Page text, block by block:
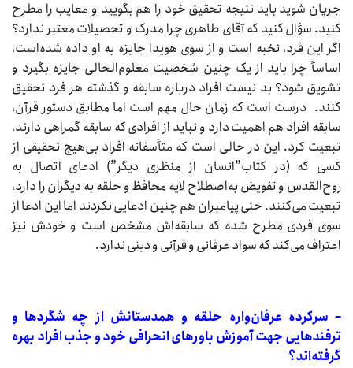
جریان شوید باید نتیجه تحقیق خود را هم بگویید و معایب را مطرح
کنید. سؤال کنید که آقای طاهری چرا مدرک و تحصیلات معتبر ندارد؟
اگر این فرد، نخبه است و از سوی هویدا جایزه به او داده شده‌است،
اساساً چرا باید از یک چنین شخصیت معلوم‌الحالی جایزه بگیرد و
تشویق شود؟ بد نیست افراد درباره سابقه و گذشته هر فرد تحقیق
کنند. درست است که زمان حال مهم است اما مطابق دستور قرآن،
سابقه افراد هم اهمیت دارد و نباید از افرادی که سابقه گمراهی دارند،
تبعیت کرد. این در حالی است که متأسفانه افراد بی‌هیچ تحقیقی از
کسی که (در کتاب”انسان از منظری دیگر”) ادعای اتصال به
روح‌القدس و تفویض به‌اصطلاح لایه محافظ و حلقه به دیگران را دارد،
تبعیت می‌کنند. حتی پیامبران هم چنین ادعایی نکردند اما این ادعا از
سوی فردی مطرح شده که سابقه‌اش مشخص است و خودش نیز
اعتراف می‌کند که سواد عرفانی و قرآنی و دینی ندارد.
– سرکرده عرفان‌واره حلقه و همدستانش از چه شگردها و
ترفندهایی جهت آموزش باورهای انحرافی خود و جذب افراد بهره
گرفته‌اند؟